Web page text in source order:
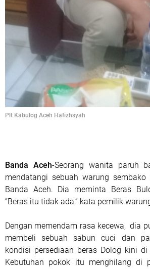
Plt Kabulog Aceh Hafizhsyah
Banda Aceh-Seorang wanita paruh
mendatangi sebuah warung
Banda Aceh. Dia meminta Beras
“Beras itu tidak ada,” kata pemilik
Dengan memendam rasa kecewa, dia
membeli sebuah sabun cuci dan
kondisi persediaan beras Dolog kini
Kebutuhan pokok itu menghilang di